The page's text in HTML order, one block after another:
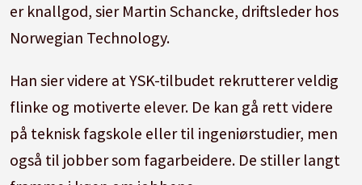
er knallgod, sier Martin Schancke, driftsleder hos
Norwegian Technology.
Han sier videre at YSK-tilbudet rekrutterer veldig
flinke og motiverte elever. De kan gå rett videre
på teknisk fagskole eller til ingeniørstudier, men
også til jobber som fagarbeidere. De stiller langt